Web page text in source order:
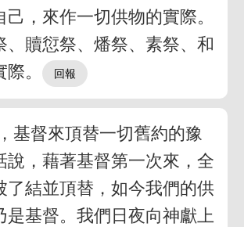
己，來作一切供物的實際。
、贖愆祭、燔祭、素祭、和
。
基督來頂替一切舊約的豫
說，藉著基督第一次來，全
了結並頂替，如今我們的供
是基督。我們日夜向神獻上